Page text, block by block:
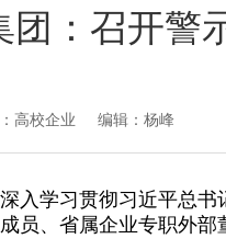
团：召开警
高校企业 编辑：杨峰
入学习贯彻习近平总
员、省属企业专职外